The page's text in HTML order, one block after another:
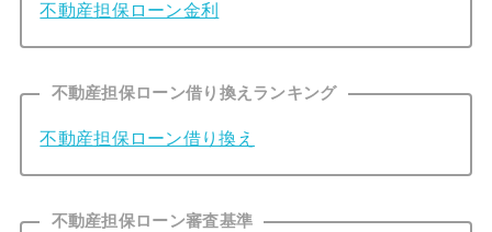
不動産担保ローン金利
不動産担保ローン借り換えランキング
不動産担保ローン借り換え
不動産担保ローン審査基準